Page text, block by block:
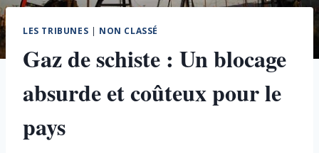
LES TRIBUNES | NON CLASSÉ
Gaz de schiste : Un blocage
absurde et coûteux pour le
pays